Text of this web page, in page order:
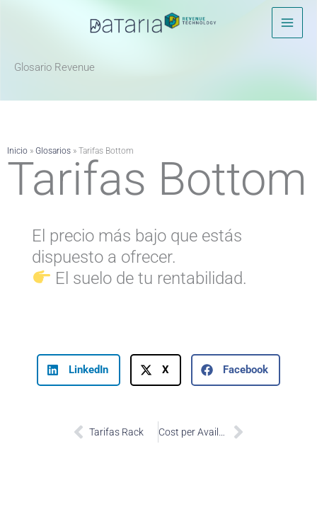
Glosario Revenue ​
Inicio » Glosarios » Tarifas Bottom
Tarifas Bottom
El precio más bajo que estás
dispuesto a ofrecer.
El suelo de tu rentabilidad.
LinkedIn X Facebook
Tarifas Rack